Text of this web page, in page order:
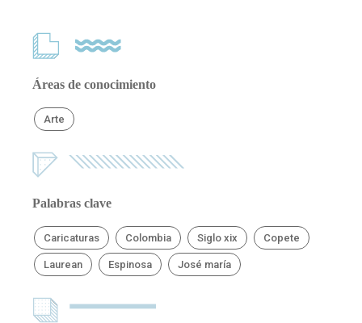
Áreas de conocimiento
Arte
Palabras clave
Caricaturas Colombia Siglo xix Copete
Laurean Espinosa José maría